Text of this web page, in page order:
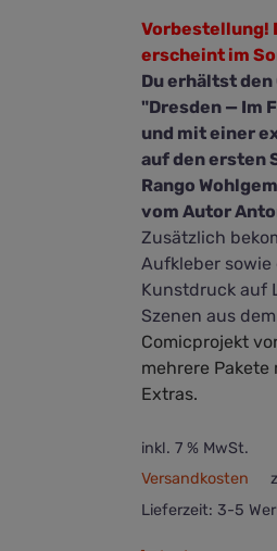
Vorbestellung!
erscheint im
Du erhältst
"Dresden — Im
und mit einer
auf den ersten
Rango
vom Autor
Zusätzlich
Aufkleber
Kunstdruck auf
Szenen aus
Comicprojekt
mehrere
Extras.
inkl. 7 % MwSt.
Versandkosten
Lieferzeit: 3-5